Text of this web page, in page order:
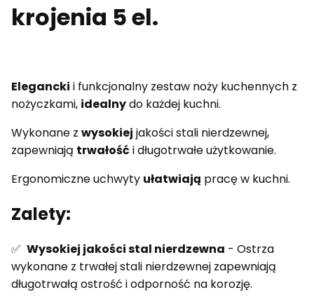
krojenia 5 el.
Elegancki i funkcjonalny zestaw noży kuchennych z
nożyczkami, idealnydo każdej kuchni.
Wykonane z wysokiej jakości stali nierdzewnej,
zapewniają trwałość i długotrwałe użytkowanie.
Ergonomiczne uchwyty ułatwiają pracę w kuchni.
Zalety:
✅ Wysokiej jakości stal nierdzewna - Ostrza
wykonane z trwałej stali nierdzewnej zapewniają
długotrwałą ostrość i odporność na korozję.